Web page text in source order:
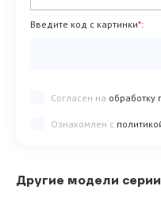
Введите код с картинки*:
Согласен на обработку
Ознакомлен с
Другие модели серии